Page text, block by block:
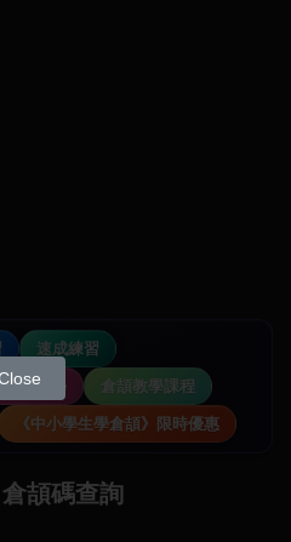
速成練習
入法教學
倉頡教學課程
《中小學生學倉頡》限時優惠
頡碼查詢